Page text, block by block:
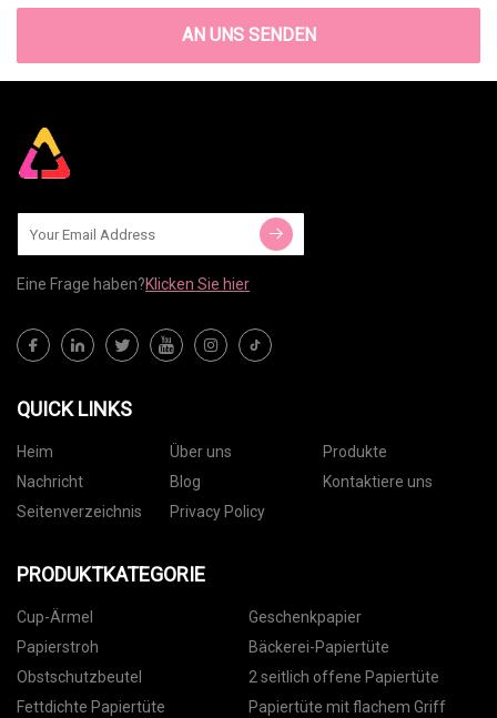
AN UNS SENDEN
Eine Frage haben?Klicken Sie hier
QUICK LINKS
Heim Über uns
Produkte
Nachricht
Blog
Kontaktiere uns
Seitenverzeichnis
Privacy Policy
PRODUKTKATEGORIE
Cup-Ärmel
Geschenkpapier
Papierstroh
Bäckerei-Papiertüte
Obstschutzbeutel
2 seitlich offene Papiertüte
Fettdichte Papiertüte
Papiertüte mit flachem Griff